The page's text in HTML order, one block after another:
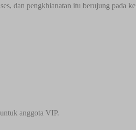
dan pengkhianatan itu berujung pada
anggota VIP.